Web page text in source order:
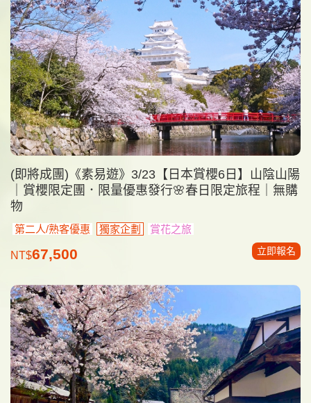
(即將成團)《素易遊》3/23【日本賞櫻6日】山陰山陽
｜賞櫻限定團．限量優惠發行🌸春日限定旅程｜無購
物
第二人/熟客優惠 獨家企劃 賞花之旅
NT$67,500 立即報名